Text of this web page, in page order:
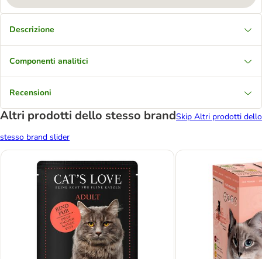
Descrizione
Componenti analitici
Recensioni
Altri prodotti dello stesso brandSkip Altri prodotti dello
stesso brand slider